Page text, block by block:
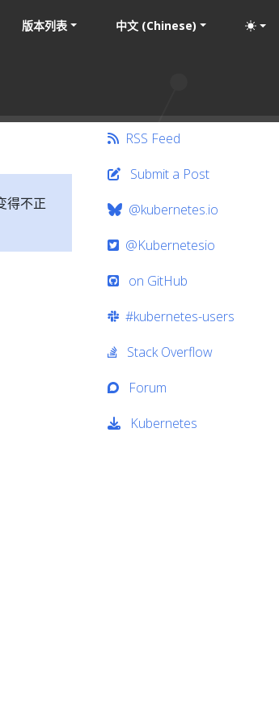
版本列表 中文 (Chinese)
得不正
RSS Feed
Submit a Post
@kubernetes.io
@Kubernetesio
on GitHub
#kubernetes-users
Stack Overflow
Forum
Kubernetes